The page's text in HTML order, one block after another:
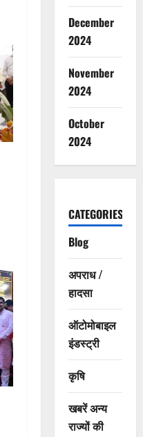
December
2024
November
2024
October
2024
CATEGORIES
Blog
अपराध /
हादसा
ऑटोमोबाइल
इंडस्ट्री
कृषि
खबरें अन्य
राज्यों की